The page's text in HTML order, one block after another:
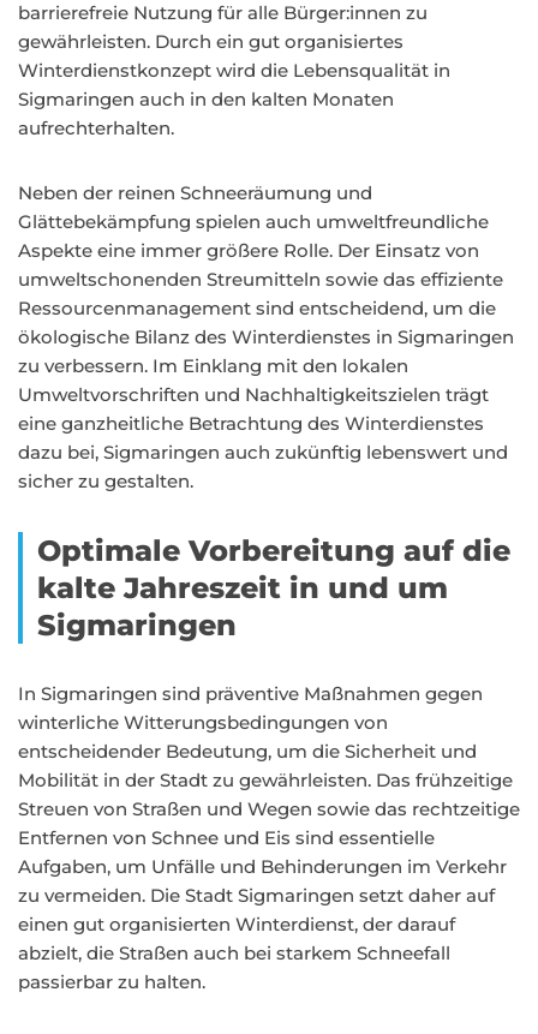
barrierefreie Nutzung für alle Bürger:innen zu
gewährleisten. Durch ein gut organisiertes
Winterdienstkonzept wird die Lebensqualität in
Sigmaringen auch in den kalten Monaten
aufrechterhalten.
Neben der reinen Schneeräumung und
Glättebekämpfung spielen auch umweltfreundliche
Aspekte eine immer größere Rolle. Der Einsatz von
umweltschonenden Streumitteln sowie das effiziente
Ressourcenmanagement sind entscheidend, um die
ökologische Bilanz des Winterdienstes in Sigmaringen
zu verbessern. Im Einklang mit den lokalen
Umweltvorschriften und Nachhaltigkeitszielen trägt
eine ganzheitliche Betrachtung des Winterdienstes
dazu bei, Sigmaringen auch zukünftig lebenswert und
sicher zu gestalten.
Optimale Vorbereitung auf die
kalte Jahreszeit in und um
Sigmaringen
In Sigmaringen sind präventive Maßnahmen gegen
winterliche Witterungsbedingungen von
entscheidender Bedeutung, um die Sicherheit und
Mobilität in der Stadt zu gewährleisten. Das frühzeitige
Streuen von Straßen und Wegen sowie das rechtzeitige
Entfernen von Schnee und Eis sind essentielle
Aufgaben, um Unfälle und Behinderungen im Verkehr
zu vermeiden. Die Stadt Sigmaringen setzt daher auf
einen gut organisierten Winterdienst, der darauf
abzielt, die Straßen auch bei starkem Schneefall
passierbar zu halten.